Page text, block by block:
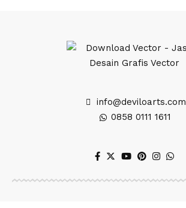
info@deviloarts.com
0858 0111 1611